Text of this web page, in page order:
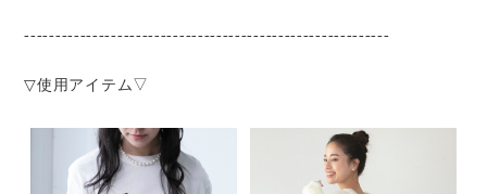
-----------------------------------------------------------
▽使用アイテム▽